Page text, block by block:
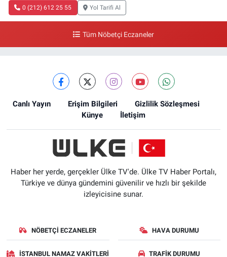
0 (212) 612 25 55 Yol Tarifi Al
Tüm Nöbetçi Eczaneler
Canlı Yayın Erişim Bilgileri
Gizlilik Sözleşmesi
Künye
İletişim
Haber her yerde, gerçekler Ülke TV'de. Ülke TV Haber Portalı,
Türkiye ve dünya gündemini güvenilir ve hızlı bir şekilde
izleyicisine sunar.
NÖBETÇI ECZANELER HAVA DURUMU
İSTANBUL NAMAZ VAKITLERI TRAFIK DURUMU